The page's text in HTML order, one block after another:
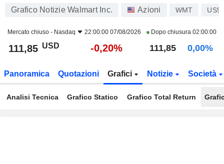
Grafico Notizie Walmart Inc. Azioni WMT
Mercato chiuso - Nasdaq 22:00:00 07/08/2026 Dopo chiusura 02:00:00
111,85 USD -0,20% 111,85 0,00%
Panoramica Quotazioni Grafici Notizie Società
Analisi Tecnica Grafico Statico Grafico Total Return